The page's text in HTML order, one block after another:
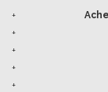
+
+
+
+
+